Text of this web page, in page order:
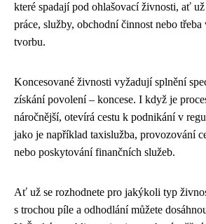
které spadají pod ohlašovací živnosti, ať už
práce, služby, obchodní činnost nebo
tvorbu.
Koncesované živnosti vyžadují splnění
získání povolení – koncese. I když je
náročnější, otevírá cestu k podnikání v
jako je například taxislužba, provozování
nebo poskytování finančních služeb.
Ať už se rozhodnete pro jakýkoli typ
s trochou píle a odhodlání můžete